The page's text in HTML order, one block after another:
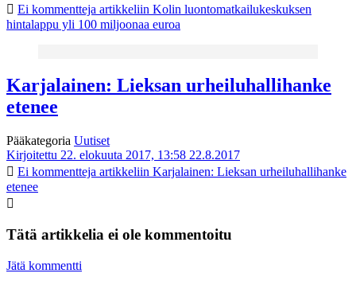
Ei kommentteja artikkeliin Kolin luontomatkailukeskuksen
hintalappu yli 100 miljoonaa euroa
Karjalainen: Lieksan urheiluhallihanke
etenee
Pääkategoria Uutiset
Kirjoitettu 22. elokuuta 2017, 13:58 22.8.2017
Ei kommentteja artikkeliin Karjalainen: Lieksan urheiluhallihanke
etenee
Tätä artikkelia ei ole kommentoitu
Jätä kommentti